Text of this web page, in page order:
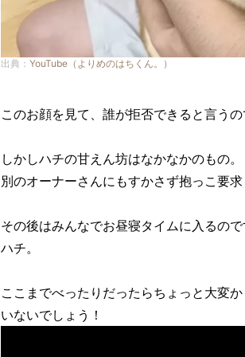
出典： YouTube（よりめのはちくん。）
このお顔を見て、誰が拒否できると言うの
しかしハチの甘えん坊はなかなかのもの。
別のオーナーさんにもすかさず抱っこ要求
その後はみんなでお昼寝タイムに入るの
ハチ。
ここまでべったりだったらちょっと大変
いないでしょう！